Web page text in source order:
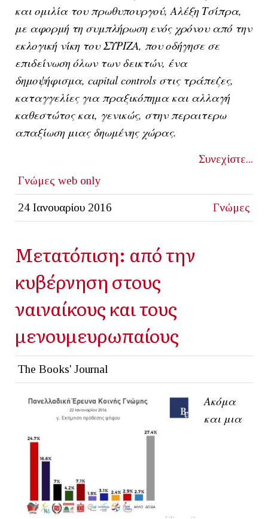
και ομιλία του πρωθυπουργού, Αλέξη Τσίπρα,
με αφορμή τη συμπλήρωση ενός χρόνου από την
εκλογική νίκη του ΣΥΡΙΖΑ, που οδήγησε σε
επιδείνωση όλων των δεικτών, ένα
δημοψήφισμα, capital controls στις τράπεζες,
καταγγελίες για πραξικόπημα και αλλαγή
καθεστώτος και, γενικώς, στην περαιτερω
απαξίωση μιας δηωμένης χώρας.
Συνεχίστε...
Γνώμες web only
24 Ιανουαρίου 2016 Γνώμες
Μετατόπιση: από την
κυβέρνηση στους
ναιναίκους και τους
μενουμευρωπαίους
The Books' Journal
Ακόμα
και μια